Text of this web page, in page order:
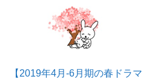
【2019年4月-6月期の春ドラ